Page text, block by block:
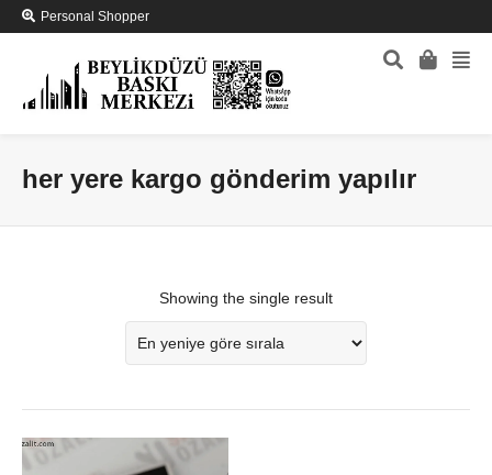
Personal Shopper
her yere kargo gönderim yapılır
Showing the single result